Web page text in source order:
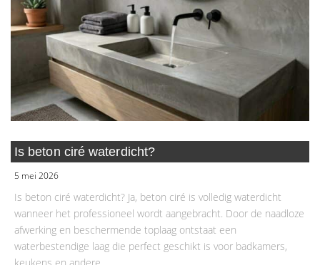
Is beton ciré waterdicht?
5 mei 2026
Is beton ciré waterdicht? Ja, beton ciré is volledig waterdicht
wanneer het professioneel wordt aangebracht. Door de naadloze
afwerking en beschermende toplaag ontstaat een
waterbestendige laag die perfect geschikt is voor badkamers,